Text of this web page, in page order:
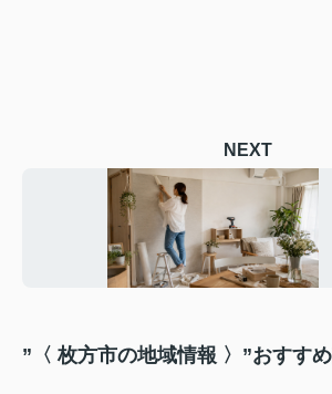
NEXT
”〈 枚方市の地域情報 〉”おすす